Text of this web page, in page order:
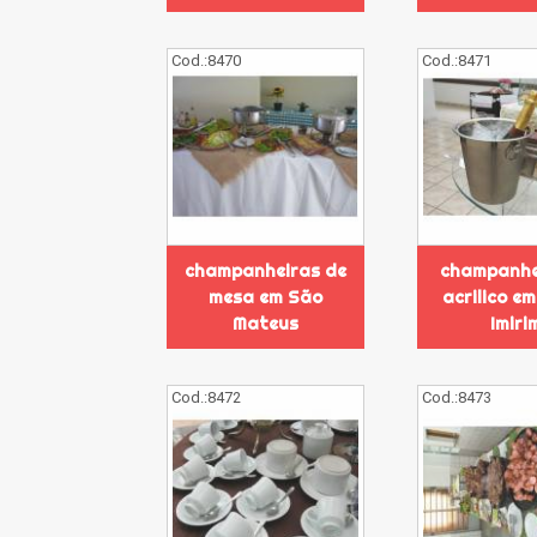
Cod.:8470
champanheiras de
mesa em São
Mateus
Cod.:8471
acrilico
Cod.:8472 Cod.:8473